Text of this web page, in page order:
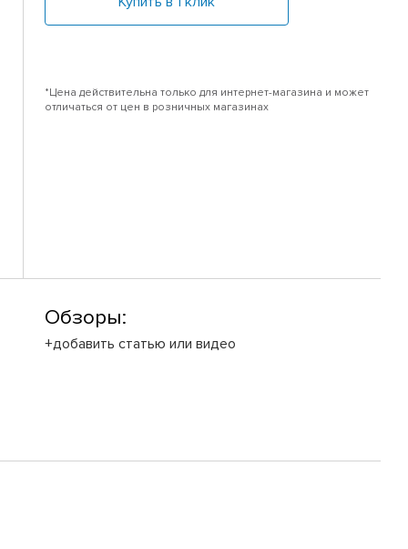
*Цена действительна только для интернет-магазина и может
отличаться от цен в розничных магазинах
Обзоры:
+добавить статью или видео